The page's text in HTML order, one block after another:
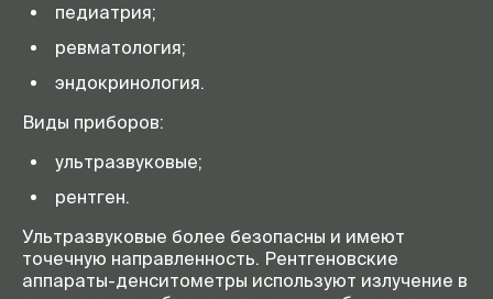
педиатрия;
ревматология;
эндокринология.
Виды приборов:
ультразвуковые;
рентген.
Ультразвуковые более безопасны и имеют
точечную направленность. Рентгеновские
аппараты-денситометры используют излучение в